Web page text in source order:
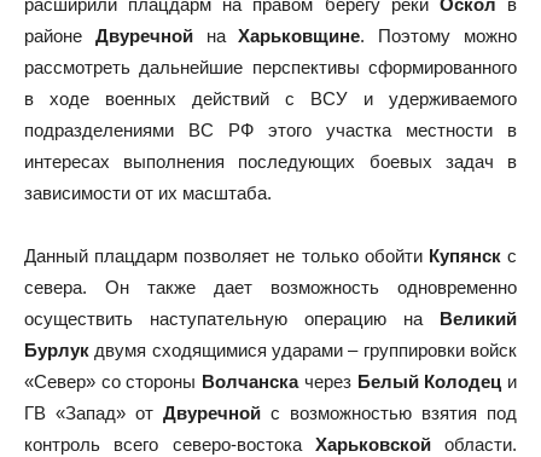
расширили плацдарм на правом берегу реки Оскол в
районе ДвуречнойнаХарьковщине. Поэтому можно
рассмотреть дальнейшие перспективы сформированного
в ходе военных действий с ВСУ и удерживаемого
подразделениями ВС РФ этого участка местности в
интересах выполнения последующих боевых задач в
зависимости от их масштаба.
Данный плацдарм позволяет не только обойти Купянскс
севера. Он также дает возможность одновременно
осуществить наступательную операцию на Великий
Бурлук двумя сходящимися ударами – группировки войск
«Север» со стороны Волчанскачерез Белый Колодец и
ГВ «Запад» от Двуречной с возможностью взятия под
контроль всего северо-востока Харьковскойобласти.